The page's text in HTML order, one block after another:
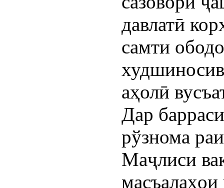
давлатӣ
самти
аҳолӣ
Дар
рўзнома
Маҷлиси